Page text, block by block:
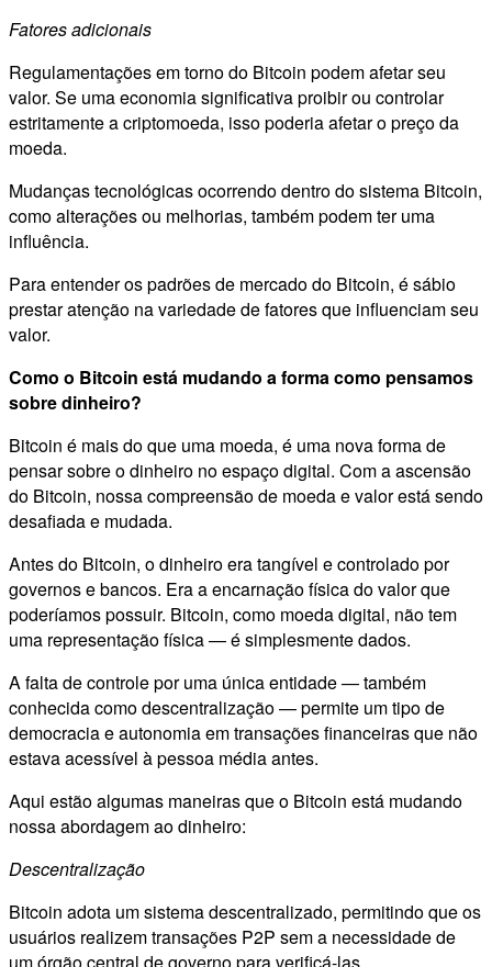
Fatores adicionais
Regulamentações em torno do Bitcoin podem afetar seu
valor. Se uma economia significativa proibir ou controlar
estritamente a criptomoeda, isso poderia afetar o preço da
moeda.
Mudanças tecnológicas ocorrendo dentro do sistema Bitcoin,
como alterações ou melhorias, também podem ter uma
influência.
Para entender os padrões de mercado do Bitcoin, é sábio
prestar atenção na variedade de fatores que influenciam seu
valor.
Como o Bitcoin está mudando a forma como pensamos
sobre dinheiro?
Bitcoin é mais do que uma moeda, é uma nova forma de
pensar sobre o dinheiro no espaço digital. Com a ascensão
do Bitcoin, nossa compreensão de moeda e valor está sendo
desafiada e mudada.
Antes do Bitcoin, o dinheiro era tangível e controlado por
governos e bancos. Era a encarnação física do valor que
poderíamos possuir. Bitcoin, como moeda digital, não tem
uma representação física — é simplesmente dados.
A falta de controle por uma única entidade — também
conhecida como descentralização — permite um tipo de
democracia e autonomia em transações financeiras que não
estava acessível à pessoa média antes.
Aqui estão algumas maneiras que o Bitcoin está mudando
nossa abordagem ao dinheiro:
Descentralização
Bitcoin adota um sistema descentralizado, permitindo que os
usuários realizem transações P2P sem a necessidade de
um órgão central de governo para verificá-las.